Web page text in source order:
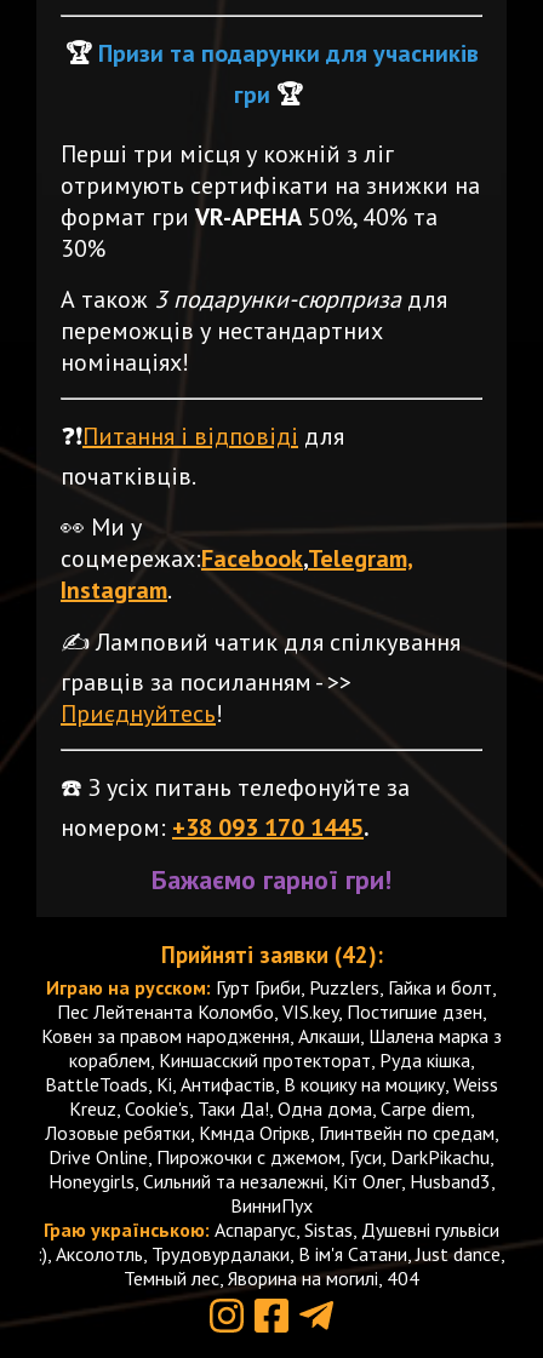
🏆 Призи та подарунки для учасників
гри 🏆
Перші три місця у кожній з ліг
отримують сертифікати на знижки на
формат гри VR-АРЕНА 50%, 40% та
30%
А також 3 подарунки-сюрпризадля
переможців у нестандартних
номінаціях!
❓❗️Питання і відповіді для
початківців.
👀 Ми у
соцмережах:Facebook,Telegram,
Instagram.
✍️ Ламповий чатик для спілкування
гравців за посиланням - >>
Приєднуйтесь!
☎️ З усіх питань телефонуйте за
номером: +38 093 170 1445.
Бажаємо гарної гри!
Прийняті заявки (42):
Играю на русском: Гурт Гриби, Puzzlers, Гайка и болт,
Пес Лейтенанта Коломбо, VIS.key, Постигшие дзен,
Ковен за правом народження, Алкаши, Шалена марка з
кораблем, Киншасский протекторат, Руда кішка,
BattleToads, Кі, Антифастів, В коцику на моцику, Weiss
Kreuz, Cookie's, Таки Да!, Одна дома, Carpe diem,
Лозовые ребятки, Кмнда Огіркв, Глинтвейн по средам,
Drive Online, Пирожочки с джемом, Гуси, DarkPikachu,
Honeygirls, Сильний та незалежні, Кіт Олег, Husband3,
ВинниПух
Граю українською: Аспарагус, Sistas, Душевні гульвіси
:), Аксолотль, Трудовурдалаки, В ім'я Сатани, Just dance,
Темный лес, Яворина на могилі, 404